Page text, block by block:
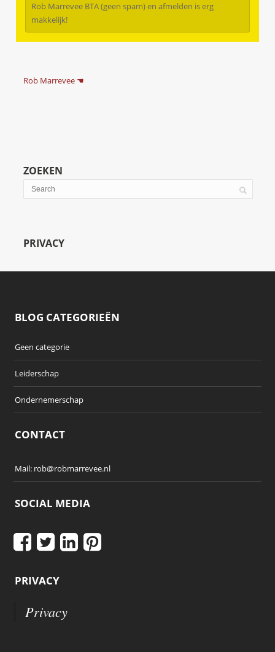
Rob Marrevee BTA (geen spam) en afmelden is erg
makkelijk!
Rob Marrevee ☚
ZOEKEN
PRIVACY
BLOG CATEGORIEËN
Geen categorie
Leiderschap
Ondernemerschap
CONTACT
Mail: rob@robmarrevee.nl
SOCIAL MEDIA
PRIVACY
Privacy